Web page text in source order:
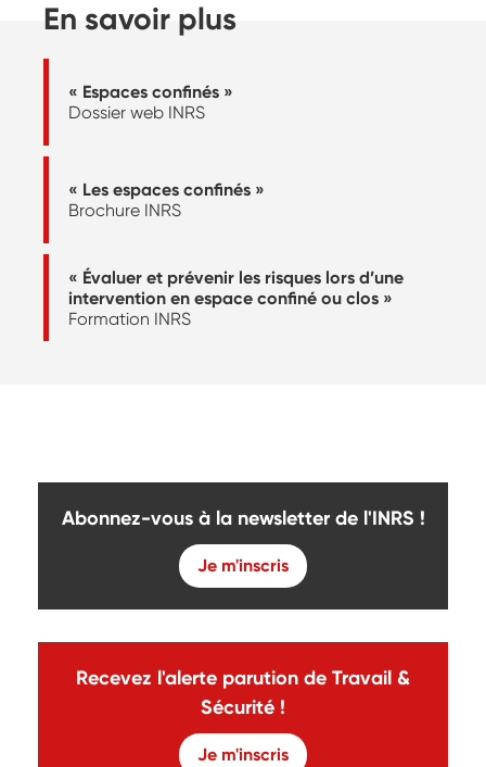
En savoir plus
« Espaces confinés »
Dossier web INRS
« Les espaces confinés »
Brochure INRS
« Évaluer et prévenir les risques lors d’une
intervention en espace confiné ou clos »
Formation INRS
Abonnez-vous à la newsletter de l'INRS !
Je m'inscris
Recevez l'alerte parution de Travail &
Sécurité !
Je m'inscris